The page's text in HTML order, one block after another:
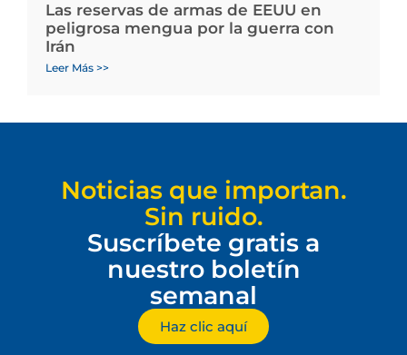
Las reservas de armas de EEUU en
peligrosa mengua por la guerra con
Irán
Leer Más >>
Noticias que importan.
Sin ruido.
Suscríbete gratis a
nuestro boletín
semanal
Haz clic aquí